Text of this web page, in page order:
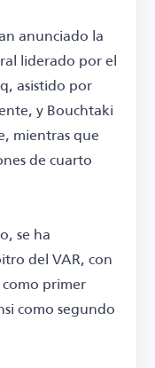
anunciado la
liderado por el
asistido por
y Bouchtaki
mientras que
de cuarto
se ha
del VAR, con
primer
como segundo